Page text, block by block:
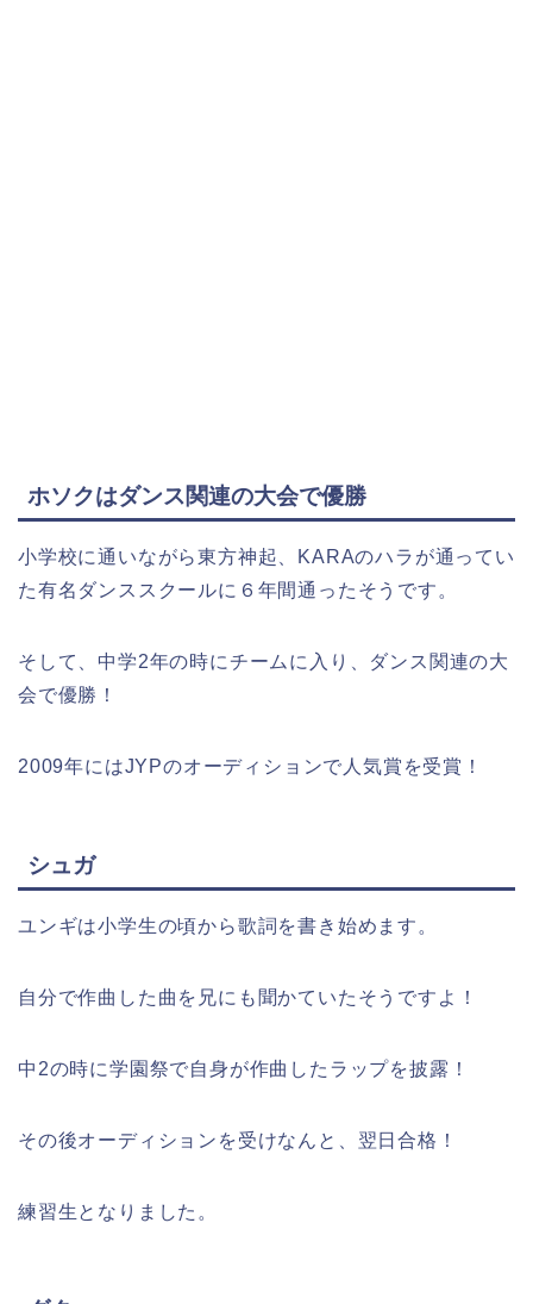
ホソクはダンス関連の大会で優勝
小学校に通いながら東方神起、KARAのハラが通ってい
た有名ダンススクールに６年間通ったそうです。
そして、中学2年の時にチームに入り、ダンス関連の大
会で優勝！
2009年にはJYPのオーディションで人気賞を受賞！
シュガ
ユンギは小学生の頃から歌詞を書き始めます。
自分で作曲した曲を兄にも聞かていたそうですよ！
中2の時に学園祭で自身が作曲したラップを披露！
その後オーディションを受けなんと、翌日合格！
練習生となりました。